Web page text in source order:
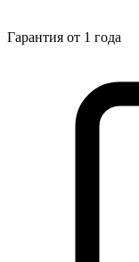
Гарантия от 1 года